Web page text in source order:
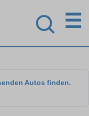
☰
Autos finden.